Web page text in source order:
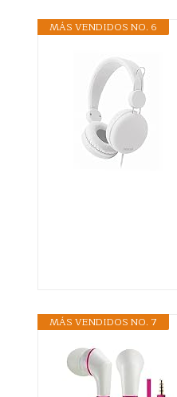
MÁS VENDIDOS NO. 6
MÁS VENDIDOS NO. 7